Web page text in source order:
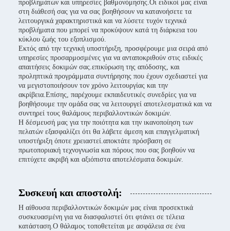
προβλημάτων και υπηρεσίες βαθμονόμησης.Οι ειδικοί μας είναι
στη διάθεσή σας για να σας βοηθήσουν να κατανοήσετε τα
λειτουργικά χαρακτηριστικά και να λύσετε τυχόν τεχνικά
προβλήματα που μπορεί να προκύψουν κατά τη διάρκεια του
κύκλου ζωής του εξοπλισμού.
Εκτός από την τεχνική υποστήριξη, προσφέρουμε μια σειρά από
υπηρεσίες προσαρμοσμένες για να ανταποκριθούν στις ειδικές
απαιτήσεις δοκιμών σας.επικύρωση της απόδοσης, και
προληπτικά προγράμματα συντήρησης που έχουν σχεδιαστεί για
να μεγιστοποιήσουν τον χρόνο λειτουργίας και την
ακρίβεια.Επίσης, παρέχουμε εκπαιδευτικές συνεδρίες για να
βοηθήσουμε την ομάδα σας να λειτουργεί αποτελεσματικά και να
συντηρεί τους θαλάμους περιβαλλοντικών δοκιμών.
Η δέσμευσή μας για την ποιότητα και την ικανοποίηση των
πελατών εξασφαλίζει ότι θα λάβετε άμεση και επαγγελματική
υποστήριξη όποτε χρειαστεί.αποκτάτε πρόσβαση σε
πρωτοποριακή τεχνογνωσία και πόρους που σας βοηθούν να
επιτύχετε ακριβή και αξιόπιστα αποτελέσματα δοκιμών.
Συσκευή και αποστολή:
Η αίθουσα περιβαλλοντικών δοκιμών μας είναι προσεκτικά
συσκευασμένη για να διασφαλιστεί ότι φτάνει σε τέλεια
κατάσταση.Ο θάλαμος τοποθετείται με ασφάλεια σε ένα